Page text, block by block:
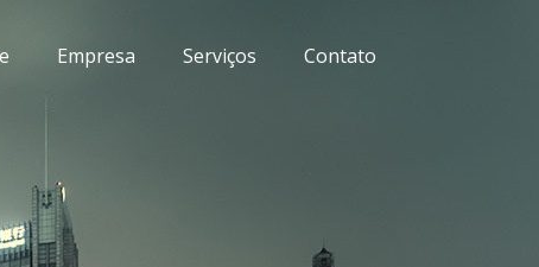
Empresa Serviços Contato